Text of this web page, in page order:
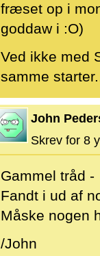
fræset op i
goddaw i :O)
Ved ikke med
samme
John
Skrev for 8
Gammel tråd -
Fandt i ud af
Måske nogen
/John